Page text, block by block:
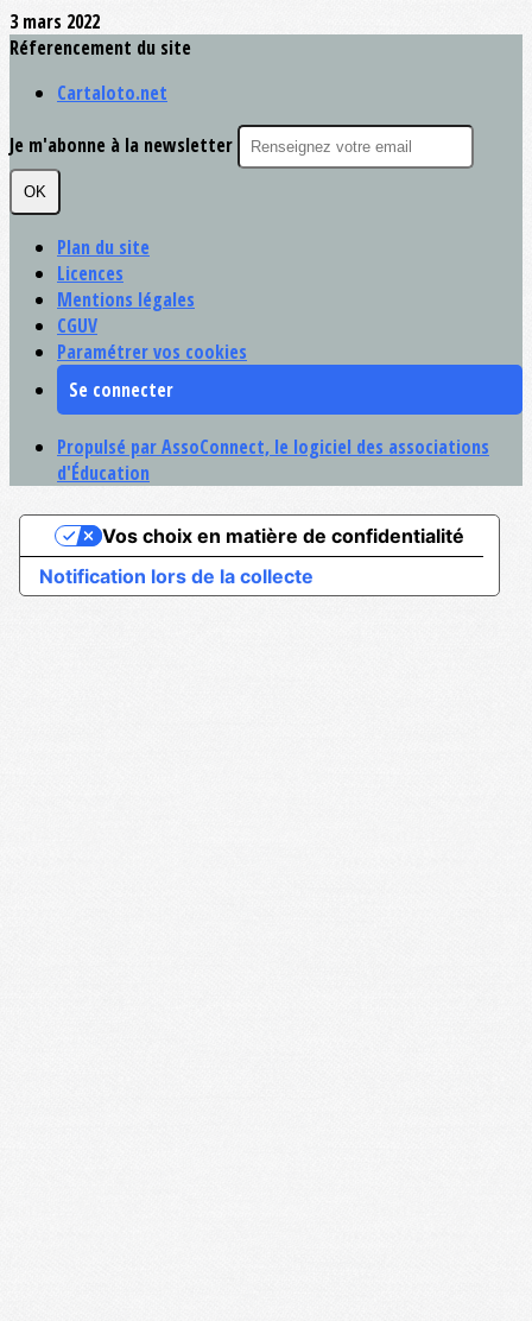
3 mars 2022
Réferencement du site
Cartaloto.net
Je m'abonne à la newsletter
OK
Plan du site
Licences
Mentions légales
CGUV
Paramétrer vos cookies
Se connecter
Propulsé par AssoConnect, le logiciel des associations
d'Éducation
Notification lors de la collecte
Vos choix en matière de confidentialité